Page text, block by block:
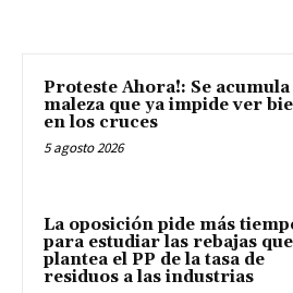
Proteste Ahora!: Se acumula
maleza que ya impide ver
en los cruces
5 agosto 2026
La oposición pide más
para estudiar las rebajas que
plantea el PP de la tasa de
residuos a las industrias